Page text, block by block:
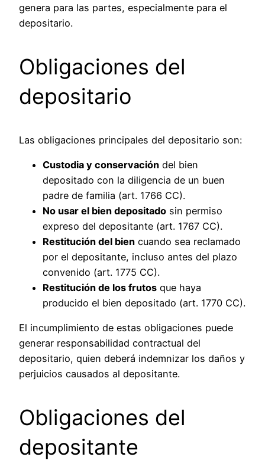
genera para las partes, especialmente para el
depositario.
Obligaciones del
depositario
Las obligaciones principales del depositario son:
Custodia y conservación del bien
depositado con la diligencia de un buen
padre de familia (art. 1766 CC).
No usar el bien depositado sin permiso
expreso del depositante (art. 1767 CC).
Restitución del bien cuando sea reclamado
por el depositante, incluso antes del plazo
convenido (art. 1775 CC).
Restitución de los frutos que haya
producido el bien depositado (art. 1770 CC).
El incumplimiento de estas obligaciones puede
generar responsabilidad contractual del
depositario, quien deberá indemnizar los daños y
perjuicios causados al depositante.
Obligaciones del
depositante